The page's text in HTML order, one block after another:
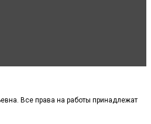
Все права на работы принадлежат